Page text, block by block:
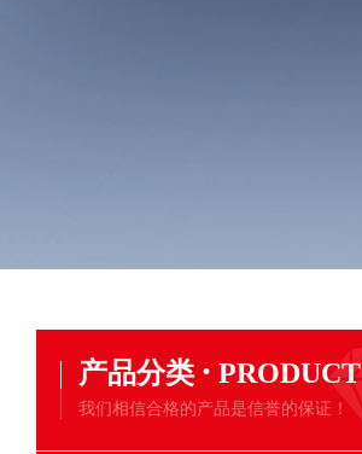
产品分类 · PRODUCT
我们相信合格的产品是信誉的保证！